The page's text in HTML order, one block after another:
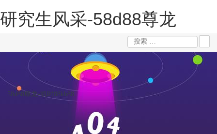
研究生风采-58d88尊龙
58d88尊龙-凯时88kb88